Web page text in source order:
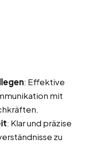
: Effektive
mit
: Klar und präzise
zu